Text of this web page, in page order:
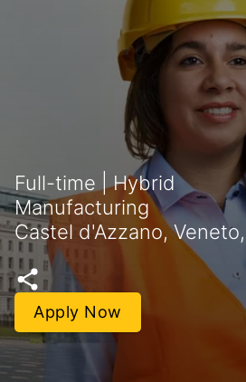
Full-time | Hybrid
Manufacturing
Castel d'Azzano,
Apply Now